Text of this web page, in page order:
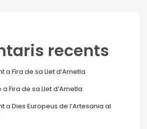
recents
a Fira de sa Llet d’Ametla
a Fira de sa Llet d’Ametla
a Dies Europeus de l’Artesania al